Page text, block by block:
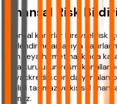
Finansal Risk
Finansal kararlar bireysel risk
bilgilendirme amacıyla
ürün veya hizmet hakkında
veya kuruluşun resmi
ihtiyackredisi.com'da yer alan
niteliği taşımaz ve kişisel
olamaz.